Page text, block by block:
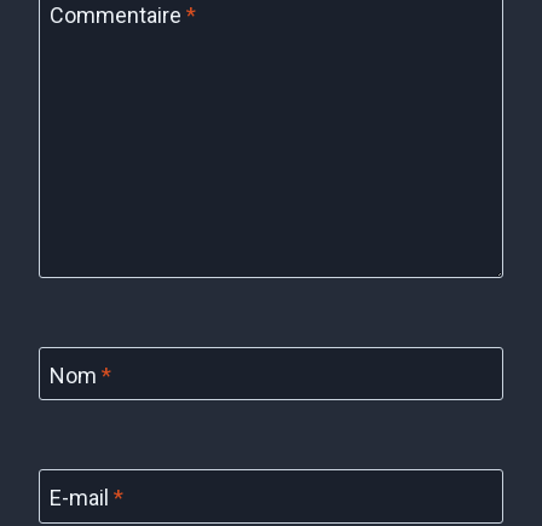
Commentaire *
Nom *
E-mail *